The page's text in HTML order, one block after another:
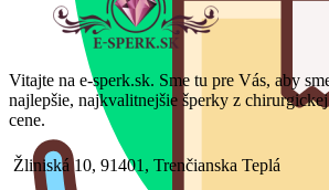
Vitajte na e-sperk.sk. Sme tu pre Vás, aby
najlepšie, najkvalitnejšie šperky z
cene.
Žliniská 10, 91401, Trenčianska Teplá